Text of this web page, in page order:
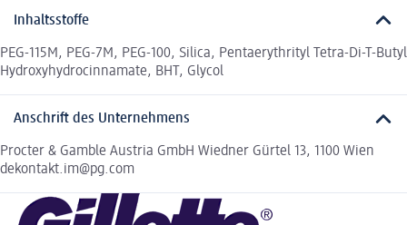
Inhaltsstoffe
PEG-115M, PEG-7M, PEG-100, Silica, Pentaerythrityl Tetra-Di-T-Butyl
Hydroxyhydrocinnamate, BHT, Glycol
Anschrift des Unternehmens
Procter & Gamble Austria GmbH Wiedner Gürtel 13, 1100 Wien
dekontakt.im@pg.com